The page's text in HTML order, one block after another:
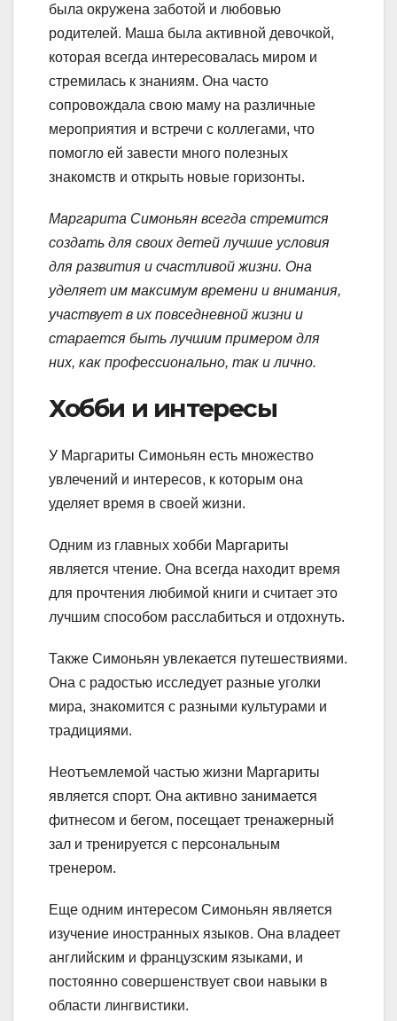
была окружена заботой и любовью
родителей. Маша была активной девочкой,
которая всегда интересовалась миром и
стремилась к знаниям. Она часто
сопровождала свою маму на различные
мероприятия и встречи с коллегами, что
помогло ей завести много полезных
знакомств и открыть новые горизонты.
Маргарита Симоньян всегда стремится
создать для своих детей лучшие условия
для развития и счастливой жизни. Она
уделяет им максимум времени и внимания,
участвует в их повседневной жизни и
старается быть лучшим примером для
них, как профессионально, так и лично.
Хобби и интересы
У Маргариты Симоньян есть множество
увлечений и интересов, к которым она
уделяет время в своей жизни.
Одним из главных хобби Маргариты
является чтение. Она всегда находит время
для прочтения любимой книги и считает это
лучшим способом расслабиться и отдохнуть.
Также Симоньян увлекается путешествиями.
Она с радостью исследует разные уголки
мира, знакомится с разными культурами и
традициями.
Неотъемлемой частью жизни Маргариты
является спорт. Она активно занимается
фитнесом и бегом, посещает тренажерный
зал и тренируется с персональным
тренером.
Еще одним интересом Симоньян является
изучение иностранных языков. Она владеет
английским и французским языками, и
постоянно совершенствует свои навыки в
области лингвистики.